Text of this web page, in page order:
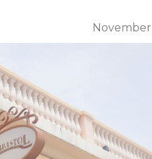
November